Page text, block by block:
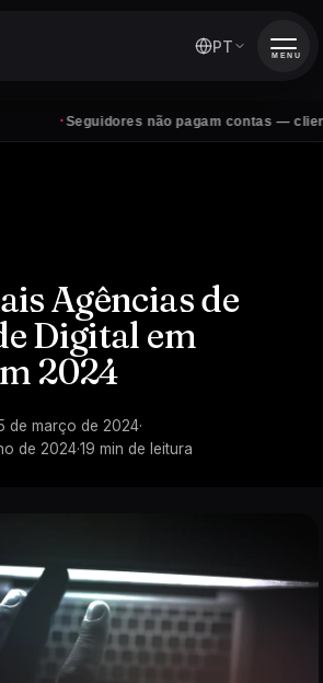
Seguidores não pagam contas — clientes sim
PT MENU
Agências de
Digital em
2024
de março de 2024·
de 2024·19 min de leitura